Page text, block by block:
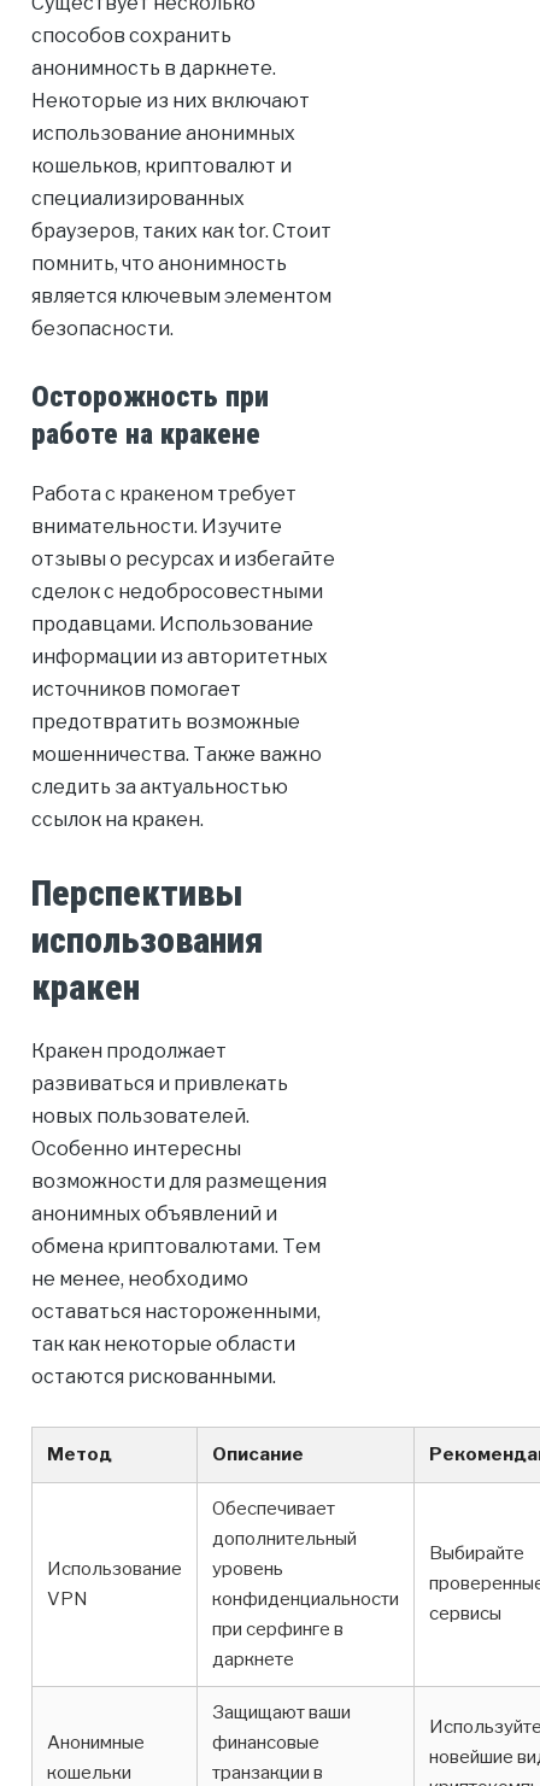
способов сохранить
анонимность в даркнете.
Некоторые из них включают
использование анонимных
кошельков, криптовалют и
специализированных
браузеров, таких как tor. Стоит
помнить, что анонимность
является ключевым элементом
безопасности.
Осторожность при
работе на кракене
Работа с кракеном требует
внимательности. Изучите
отзывы о ресурсах и избегайте
сделок с недобросовестными
продавцами. Использование
информации из авторитетных
источников помогает
предотвратить возможные
мошенничества. Также важно
следить за актуальностью
ссылок на кракен.
Перспективы
использования
кракен
Кракен продолжает
развиваться и привлекать
новых пользователей.
Особенно интересны
возможности для размещения
анонимных объявлений и
обмена криптовалютами. Тем
не менее, необходимо
оставаться настороженными,
так как некоторые области
остаются рискованными.
Метод Описание
Использование
VPN
Обеспечивает
дополнительный
уровень
конфиденциальности
при серфинге в
даркнете
Выбирайте
сервисы
Анонимные
кошельки
Защищают ваши
финансовые
транзакции в
новейшие